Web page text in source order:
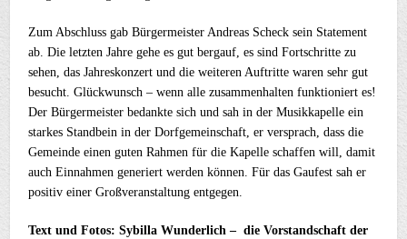
Zum Abschluss gab Bürgermeister Andreas Scheck sein Statement
ab. Die letzten Jahre gehe es gut bergauf, es sind Fortschritte zu
sehen, das Jahreskonzert und die weiteren Auftritte waren sehr gut
besucht. Glückwunsch – wenn alle zusammenhalten funktioniert es!
Der Bürgermeister bedankte sich und sah in der Musikkapelle ein
starkes Standbein in der Dorfgemeinschaft, er versprach, dass die
Gemeinde einen guten Rahmen für die Kapelle schaffen will, damit
auch Einnahmen generiert werden können. Für das Gaufest sah er
positiv einer Großveranstaltung entgegen.
Text und Fotos: Sybilla Wunderlich – die Vorstandschaft der